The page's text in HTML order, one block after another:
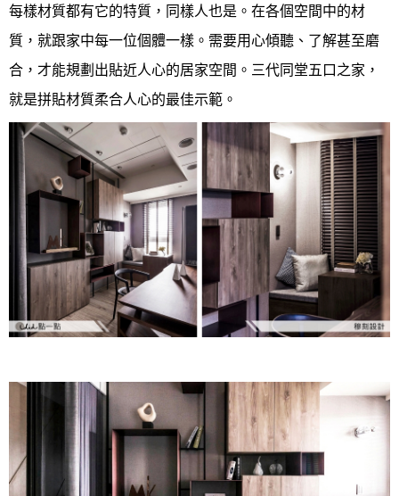
每樣材質都有它的特質，同樣人也是。在各個空間中的材
質，就跟家中每一位個體一樣。需要用心傾聽、了解甚至磨
合，才能規劃出貼近人心的居家空間。 三代同堂五口之家，
就是拼貼材質柔合人心的最佳示範。